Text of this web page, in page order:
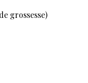
grossesse)